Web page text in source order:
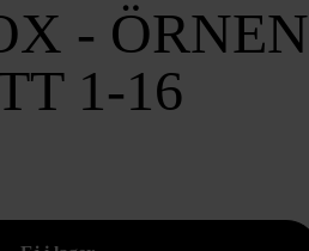
- ÖRNEN
1-16